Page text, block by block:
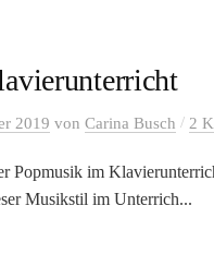
2019 von Carina Busch / 2
Popmusik im
Musikstil im Unterrich...